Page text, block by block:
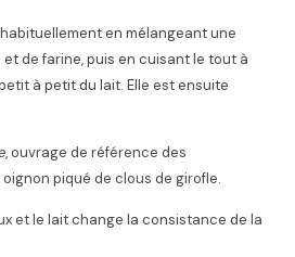
en mélangeant une
de farine, puis en cuisant le tout à
à petit du lait. Elle est ensuite
, ouvrage de référence des
piqué de clous de girofle.
et le lait change la consistance de la